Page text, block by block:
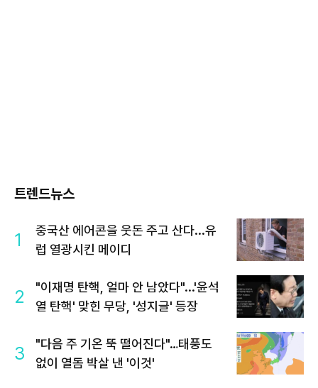
트렌드뉴스
1
중국산 에어콘을 웃돈 주고 산다...유
럽 열광시킨 메이디
2
"이재명 탄핵, 얼마 안 남았다"...'윤석
열 탄핵' 맞힌 무당, '성지글' 등장
3
"다음 주 기온 뚝 떨어진다"…태풍도
없이 열돔 박살 낸 '이것'